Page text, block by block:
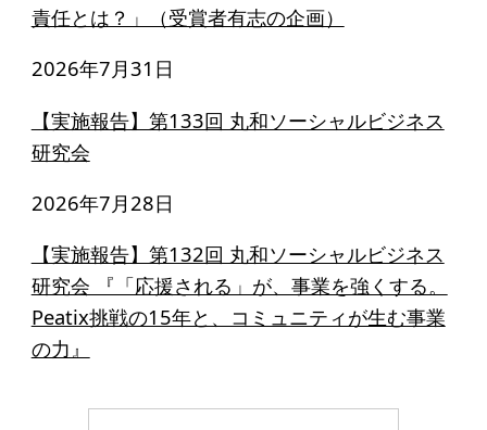
責任とは？」（受賞者有志の企画）
2026年7月31日
【実施報告】第133回 丸和ソーシャルビジネス
研究会
2026年7月28日
【実施報告】第132回 丸和ソーシャルビジネス
研究会 『「応援される」が、事業を強くする。
Peatix挑戦の15年と、コミュニティが生む事業
の力』